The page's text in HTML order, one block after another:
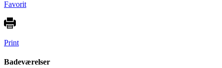
Favorit
Print
Badeværelser